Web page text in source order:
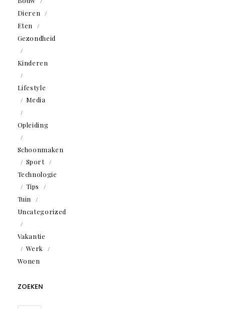
Dieren
Eten
Gezondheid
Kinderen
Lifestyle
Media
Opleiding
Schoonmaken
Sport
Technologie
Tips
Tuin
Uncategorized
Vakantie
Werk
Wonen
ZOEKEN